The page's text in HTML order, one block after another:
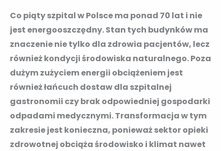
Co piąty szpital w Polsce ma ponad 70 lat i nie
jest energooszczędny. Stan tych budynków ma
znaczenie nie tylko dla zdrowia pacjentów, lecz
również kondycji środowiska naturalnego. Poza
dużym zużyciem energii obciążeniem jest
również łańcuch dostaw dla szpitalnej
gastronomii czy brak odpowiedniej gospodarki
odpadami medycznymi. Transformacja w tym
zakresie jest konieczna, ponieważ sektor opieki
zdrowotnej obciąża środowisko i klimat nawet